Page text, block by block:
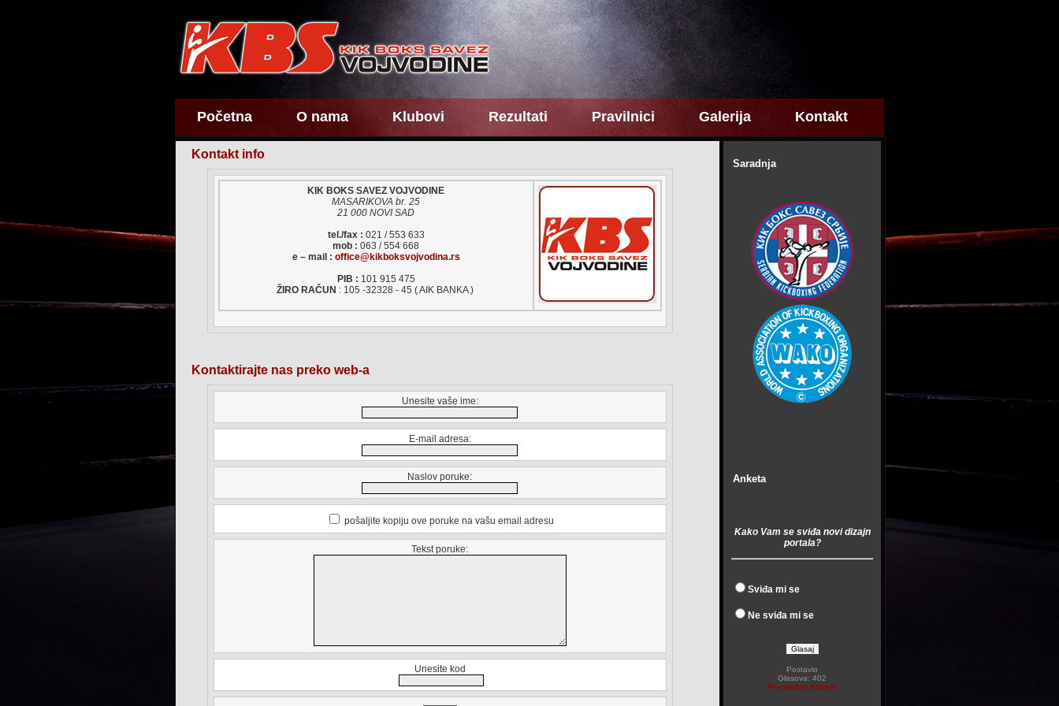
Početna O nama Klubovi Rezultati Pravilnici Galerija Kontakt
Kontakt info
KIK BOKS SAVEZ VOJVODINE
MASARIKOVA br. 25
21 000 NOVI SAD
tel./fax : 021 / 553 633
mob : 063 / 554 668
e – mail : office@kikboksvojvodina.rs
PIB : 101 915 475
ŽIRO RAČUN : 105 -32328 - 45 ( AIK BANKA )
Kontaktirajte nas preko web-a
Unesite vaše ime:
E-mail adresa:
Naslov poruke:
pošaljite kopiju ove poruke na vašu email adresu
Tekst poruke:
Unesite kod
Saradnja
Anketa
Kako Vam se sviđa novi dizajn
portala?
Sviđa mi se
Ne sviđa mi se
Postavio
Glasova: 402
Prethodne Ankete